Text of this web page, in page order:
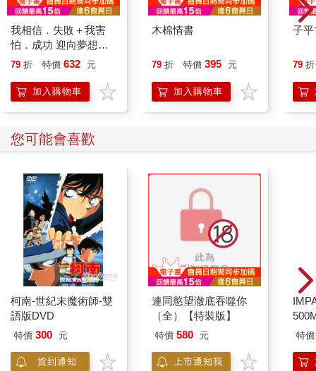
我相信．失敗＋我害
怕．成功 迎向夢想套
書
79 折 特價 632 元
加入購物車
木棉情書
79 折 特價 395 元
加入購物車
子
79 折
您可能會喜歡
柯南-世紀末魔術師-雙
語版DVD
特價 300 元
貨到通知
連同慾望澈底吞噬你
（全）【特裝版】
特價 580 元
上市通知我
特價